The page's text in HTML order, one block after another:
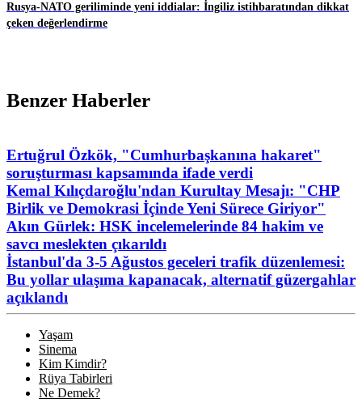
Rusya-NATO geriliminde yeni iddialar: İngiliz istihbaratından dikkat
çeken değerlendirme
Benzer Haberler
Ertuğrul Özkök, "Cumhurbaşkanına hakaret"
soruşturması kapsamında ifade verdi
Kemal Kılıçdaroğlu'ndan Kurultay Mesajı: "CHP
Birlik ve Demokrasi İçinde Yeni Sürece Giriyor"
Akın Gürlek: HSK incelemelerinde 84 hakim ve
savcı meslekten çıkarıldı
İstanbul'da 3-5 Ağustos geceleri trafik düzenlemesi:
Bu yollar ulaşıma kapanacak, alternatif güzergahlar
açıklandı
Yaşam
Sinema
Kim Kimdir?
Rüya Tabirleri
Ne Demek?